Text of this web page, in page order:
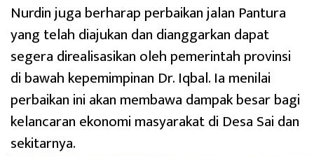
Nurdin juga berharap perbaikan jalan Pantura
yang telah diajukan dan dianggarkan dapat
segera direalisasikan oleh pemerintah provinsi
di bawah kepemimpinan Dr. Iqbal. Ia menilai
perbaikan ini akan membawa dampak besar bagi
kelancaran ekonomi masyarakat di Desa Sai dan
sekitarnya.